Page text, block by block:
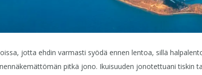
jotta ehdin varmasti syödä ennen lentoa, sillä
pitkä jono. Ikuisuuden jonotettuani tiskin